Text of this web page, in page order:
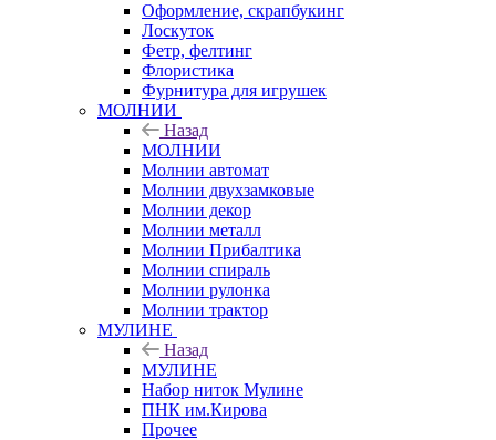
Оформление, скрапбукинг
Лоскуток
Фетр, фелтинг
Флористика
Фурнитура для игрушек
МОЛНИИ
Назад
МОЛНИИ
Молнии автомат
Молнии двухзамковые
Молнии декор
Молнии металл
Молнии Прибалтика
Молнии спираль
Молнии рулонка
Молнии трактор
МУЛИНЕ
Назад
МУЛИНЕ
Набор ниток Мулине
ПНК им.Кирова
Прочее